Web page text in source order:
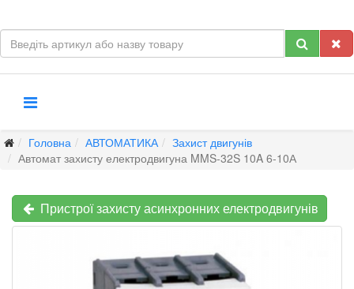
Головна АВТОМАТИКА
Захист двигунів
Автомат захисту електродвигуна MMS-32S 10A 6-10А
Пристрої захисту асинхронних електродвигунів